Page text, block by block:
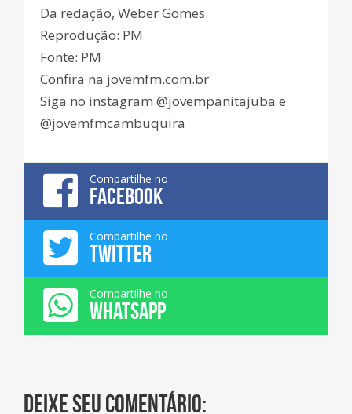
Da redação, Weber Gomes.
Reprodução: PM
Fonte: PM
Confira na jovemfm.com.br
Siga no instagram @jovempanitajuba e
@jovemfmcambuquira
Compartilhe no
FACEBOOK
Compartilhe no
TWITTER
Compartilhe no
WHATSAPP
Deixe seu comentário: